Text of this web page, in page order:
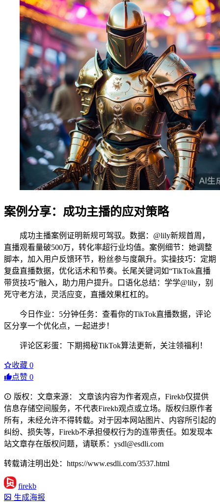
案例分享：成功主播的应对策略
成功主播案例证明新规可驾驭。数据：@lily新规首周，
直播观看量破500万，转化率超行业均值。案例细节：她调整
脚本，加入用户反馈环节，粉丝参与度飙升。实操技巧：定期
复盘直播数据，优化话术和节奏。长尾关键词如“TikTok直播
带货技巧”融入，助力用户提升。口语化总结：学学@lily，别
死守老方法，灵活应变，直播效果杠杠的。
今日作业：5分钟任务：查看你的TikTok直播数据，评论
区分享一个优化点，一起进步！
评论区彩蛋：下期揭秘TikTok算法更新，关注领福利！
收藏 0
点赞 0
版权：文章来源： 文章该内容为作者观点，Firekb仅提供
信息存储空间服务，不代表Firekb观点或立场。版权归原作者
所有，未经允许不得转载。对于因本网站图片、内容所引起的
纠纷、损失等，Firekb不承担侵权行为的连带责任。如发现本
站文章存在版权问题，请联系：ysdl@esdli.com
转载请注明出处：https://www.esdli.com/3537.html
firekb
生成海报